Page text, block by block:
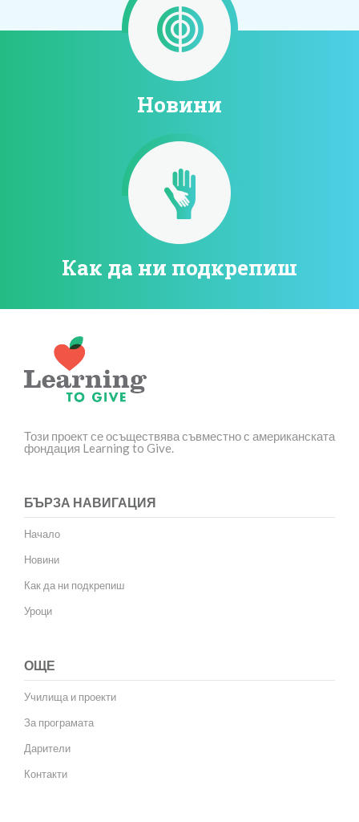
Новини
Как да ни подкрепиш
Този проект се осъществява съвместно с американската
фондация Learning to Give.
БЪРЗА НАВИГАЦИЯ
Начало
Новини
Как да ни подкрепиш
Уроци
ОЩЕ
Училища и проекти
За програмата
Дарители
Контакти